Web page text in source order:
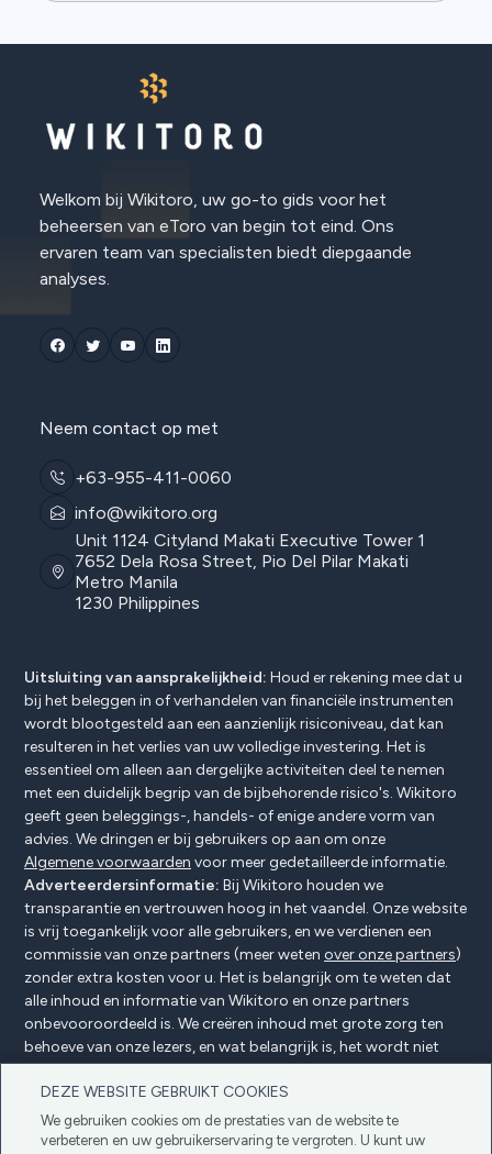
DEZE WEBSITE GEBRUIKT COOKIES
We gebruiken cookies om de prestaties van de website te
verbeteren en uw gebruikerservaring te vergroten. U kunt uw
Welkom bij Wikitoro, uw go-to gids voor het
beheersen van eToro van begin tot eind. Ons
ervaren team van specialisten biedt diepgaande
analyses.
Neem contact op met
+63-955-411-0060
info@wikitoro.org
Unit 1124 Cityland Makati Executive Tower 1
7652 Dela Rosa Street, Pio Del Pilar Makati
Metro Manila
1230 Philippines
Uitsluiting van aansprakelijkheid: Houd er rekening mee dat u
bij het beleggen in of verhandelen van financiële instrumenten
wordt blootgesteld aan een aanzienlijk risiconiveau, dat kan
resulteren in het verlies van uw volledige investering. Het is
essentieel om alleen aan dergelijke activiteiten deel te nemen
met een duidelijk begrip van de bijbehorende risico's. Wikitoro
geeft geen beleggings-, handels- of enige andere vorm van
advies. We dringen er bij gebruikers op aan om onze
Algemene voorwaarden voor meer gedetailleerde informatie.
Adverteerdersinformatie: Bij Wikitoro houden we
transparantie en vertrouwen hoog in het vaandel. Onze website
is vrij toegankelijk voor alle gebruikers, en we verdienen een
commissie van onze partners (meer weten over onze partners)
zonder extra kosten voor u. Het is belangrijk om te weten dat
alle inhoud en informatie van Wikitoro en onze partners
onbevooroordeeld is. We creëren inhoud met grote zorg ten
behoeve van onze lezers, en wat belangrijk is, het wordt niet
beïnvloed door enige compensatieovereenkomsten met onze
partners.